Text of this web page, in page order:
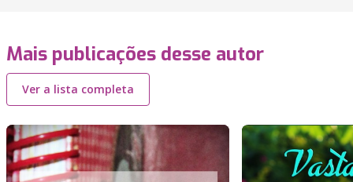
Mais publicações desse autor
Ver a lista completa